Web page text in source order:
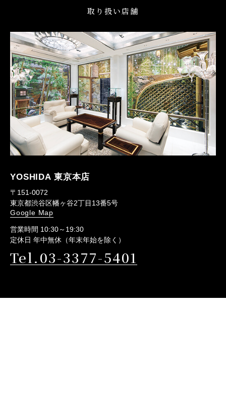
取り扱い店舗
YOSHIDA 東京本店
〒151-0072
東京都渋谷区幡ヶ谷2丁目13番5号
Google Map
営業時間 10:30～19:30
定休日 年中無休（年末年始を除く）
Tel.03-3377-5401